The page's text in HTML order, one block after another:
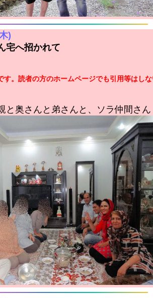
)
宅へ招かれて
。読者の方のホームページでも引用等はし
と奥さんと弟さんと、ソラ仲間さん